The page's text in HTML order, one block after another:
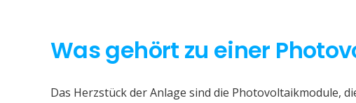
Was gehört zu einer
Das Herzstück der Anlage sind die Photovoltaikmodule,